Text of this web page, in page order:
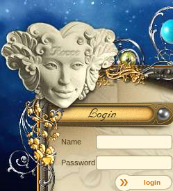
Name
Password
login